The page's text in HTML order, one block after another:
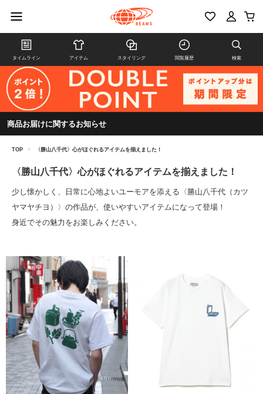
タイムライン アイテム スタイリング 閲覧履歴 検索
商品お届けに関するお知らせ
TOP > 〈勝山八千代〉心がほぐれるアイテムを揃えました！
〈勝山八千代〉心がほぐれるアイテムを揃えました！
少し懐かしく、日常に心地よいユーモアを添える〈勝山八千代（カツ
ヤマヤチヨ）〉の作品が、使いやすいアイテムになって登場！
身近でその魅力をお楽しみください。